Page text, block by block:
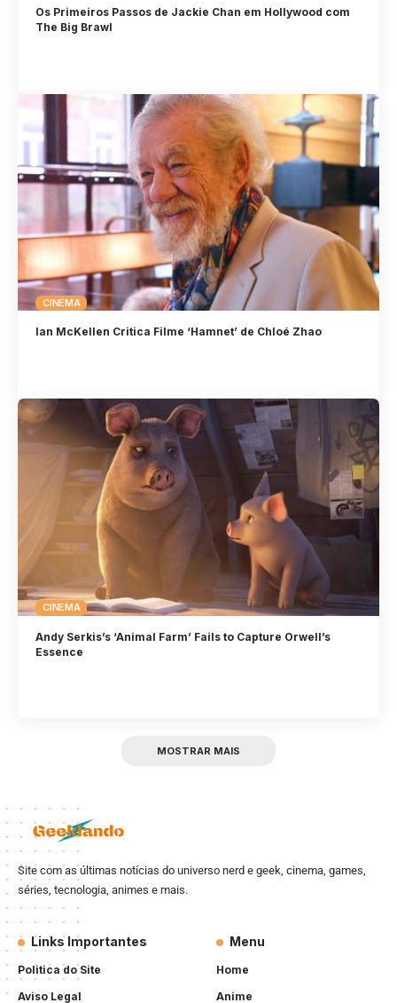
Os Primeiros Passos de Jackie Chan em Hollywood com
The Big Brawl
CINEMA
Ian McKellen Critica Filme ‘Hamnet’ de Chloé Zhao
CINEMA
Andy Serkis’s ‘Animal Farm’ Fails to Capture Orwell’s
Essence
MOSTRAR MAIS
Site com as últimas notícias do universo nerd e geek, cinema, games,
séries, tecnologia, animes e mais.
Links Importantes
Politica do Site
Aviso Legal
Menu
Home
Anime